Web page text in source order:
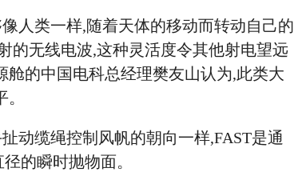
人类一样,随着天体的移动而转动自己的
无线电波,这种灵活度令其他射电望远
的中国电科总经理樊友山认为,此类大
动缆绳控制风帆的朝向一样,FAST是通
的瞬时抛物面。